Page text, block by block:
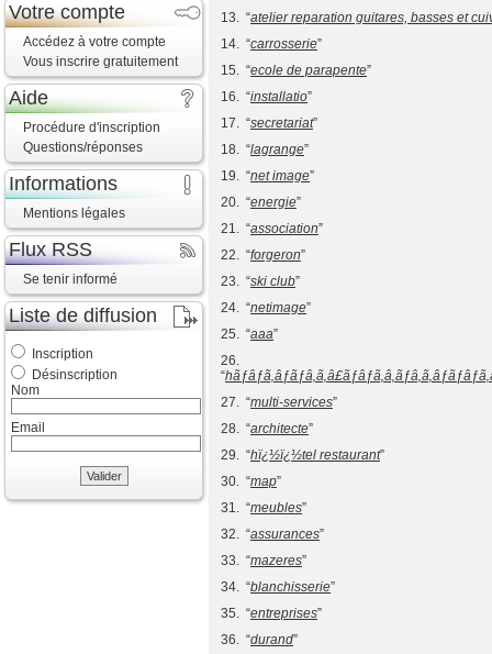
Votre compte
Accédez à votre compte
Vous inscrire gratuitement
Aide
Procédure d'inscription
Questions/réponses
Informations
Mentions légales
Flux RSS
Se tenir informé
Liste de diffusion
Inscription
Désinscription
Nom
Email
Valider
13. “atelier reparation guitares, basses et
14. “carrosserie”
15. “ecole de parapente”
16. “installatio”
17. “secretariat”
18. “lagrange”
19. “net image”
20. “energie”
21. “association”
22. “forgeron”
23. “ski club”
24. “netimage”
25. “aaa”
26.
“
27. “multi-services”
28. “architecte”
29. “hï¿½ï¿½tel restaurant”
30. “map”
31. “meubles”
32. “assurances”
33. “mazeres”
34. “blanchisserie”
35. “entreprises”
36. “durand”